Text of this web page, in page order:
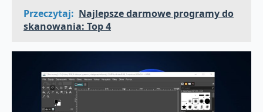
Przeczytaj: Najlepsze darmowe programy do
skanowania: Top 4